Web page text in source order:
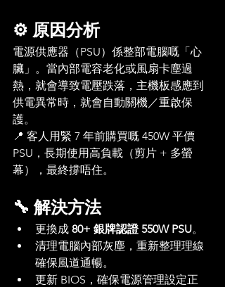
⚙️ 原因分析
電源供應器（PSU）係整部電腦嘅「心
臟」。當內部電容老化或風扇卡塵過
熱，就會導致電壓跌落，主機板感應到
供電異常時，就會自動關機／重啟保
護。
📍 客人用緊 7 年前購買嘅 450W 平價
PSU，長期使用高負載（剪片 + 多螢
幕），最終撐唔住。
🔧 解決方法
更換成 80+ 銀牌認證 550W PSU。
清理電腦內部灰塵，重新整理理線
確保風道通暢。
更新 BIOS，確保電源管理設定正